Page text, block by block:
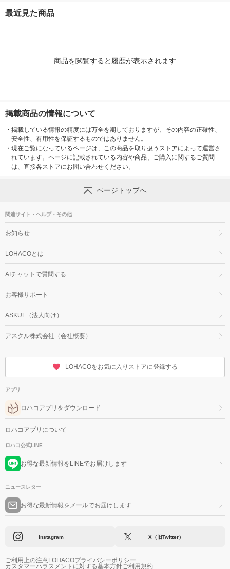
最近見た商品
商品を閲覧すると履歴が表示されます
掲載商品の情報について
・ 掲載している情報の精度には万全を期しておりますが、その内容の正確性、
安全性、有用性を保証するものではありません。
・ 現在ご覧になっているページは、この商品を取り扱うストアによって運営さ
れています。ページに記載されている内容や商品、ご購入に関するご質問
は、直接各ストアにお問い合わせください。
ページトップへ
関連サイト・ヘルプ・その他
お知らせ
LOHACOとは
AIチャットで質問する
お客様サポート
ASKUL（法人向け）
アスクル株式会社（会社概要）
LOHACOをお気に入りストアに登録する
アプリ
ロハコアプリをダウンロード
ロハコアプリについて
ロハコ公式LINE
お得な最新情報をLINEでお届けします
ニュースレター
お得な最新情報をメールでお届けします
Instagram X（旧Twitter）
ご利用上の注意LOHACOプライバシーポリシー
カスタマーハラスメントに対する基本方針ご利用規約